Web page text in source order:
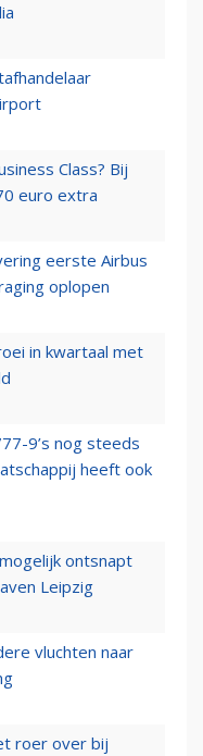
Class? Bij
euro extra
eerste Airbus
oplopen
in kwartaal met
9’s nog steeds
heeft ook
ontsnapt
Leipzig
vluchten naar
roer over bij